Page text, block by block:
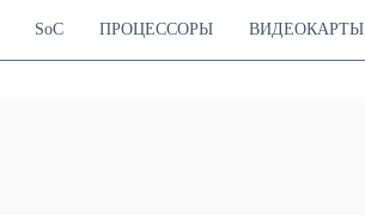
SoC ПРОЦЕССОРЫ ВИДЕОКАРТЫ